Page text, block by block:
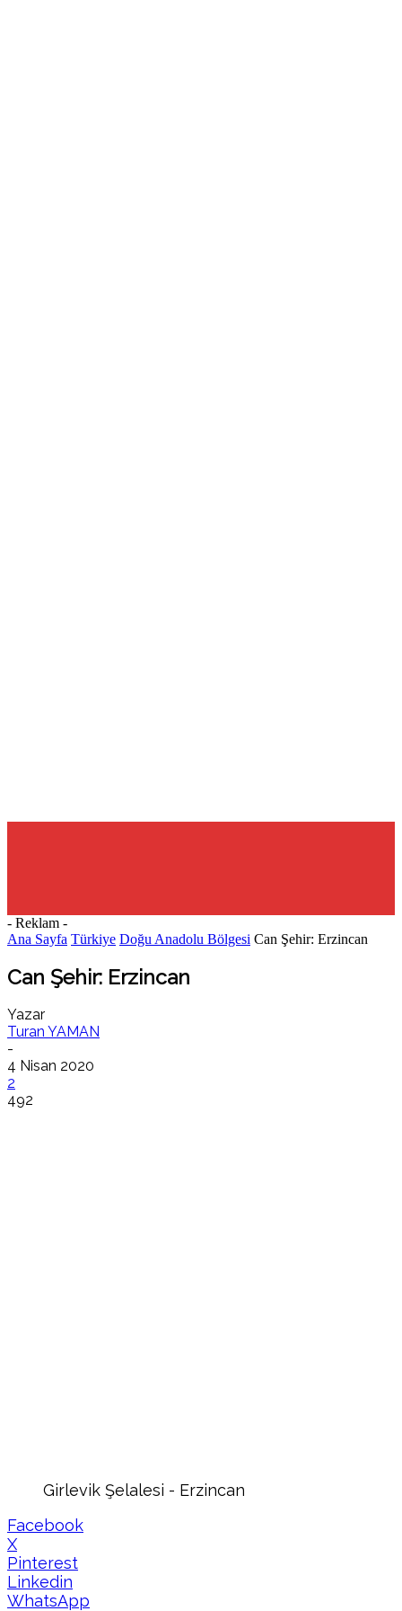
- Reklam -
Ana Sayfa Türkiye Doğu Anadolu Bölgesi Can Şehir: Erzincan
Can Şehir: Erzincan
Yazar
Turan YAMAN
-
4 Nisan 2020
2
492
Girlevik Şelalesi - Erzincan
Facebook
X
Pinterest
Linkedin
WhatsApp